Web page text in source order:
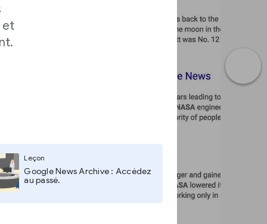
et
Leçon
Google News Archive : Accédez
au passé.